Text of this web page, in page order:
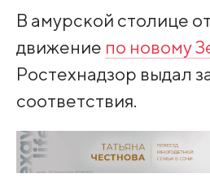
В амурской столице
движение по новому
Ростехнадзор выдал
соответствия.